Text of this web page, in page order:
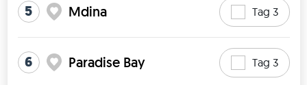
5 Mdina Tag 3
6 Paradise Bay Tag 3